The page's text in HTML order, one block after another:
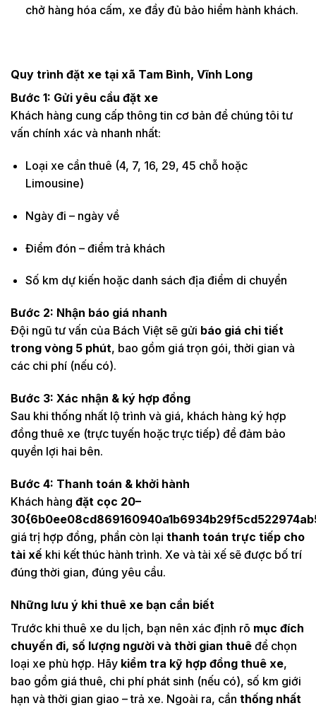
chở hàng hóa cấm, xe đầy đủ bảo hiểm hành khách.
Quy trình đặt xe tại xã Tam Bình, Vĩnh Long
Bước 1: Gửi yêu cầu đặt xe
Khách hàng cung cấp thông tin cơ bản để chúng tôi tư
vấn chính xác và nhanh nhất:
Loại xe cần thuê (4, 7, 16, 29, 45 chỗ hoặc
Limousine)
Ngày đi – ngày về
Điểm đón – điểm trả khách
Số km dự kiến hoặc danh sách địa điểm di chuyển
Bước 2: Nhận báo giá nhanh
Đội ngũ tư vấn của Bách Việt sẽ gửi báo giá chi tiết
trong vòng 5 phút, bao gồm giá trọn gói, thời gian và
các chi phí (nếu có).
Bước 3: Xác nhận & ký hợp đồng
Sau khi thống nhất lộ trình và giá, khách hàng ký hợp
đồng thuê xe (trực tuyến hoặc trực tiếp) để đảm bảo
quyền lợi hai bên.
Bước 4: Thanh toán & khởi hành
Khách hàng đặt cọc 20–
giá trị hợp đồng, phần còn lại thanh toán trực tiếp cho
tài xế khi kết thúc hành trình. Xe và tài xế sẽ được bố trí
đúng thời gian, đúng yêu cầu.
Những lưu ý khi thuê xe bạn cần biết
Trước khi thuê xe du lịch, bạn nên xác định rõ mục đích
chuyến đi, số lượng người và thời gian thuê để chọn
loại xe phù hợp. Hãy kiểm tra kỹ hợp đồng thuê xe,
bao gồm giá thuê, chi phí phát sinh (nếu có), số km giới
hạn và thời gian giao – trả xe. Ngoài ra, cần thống nhất